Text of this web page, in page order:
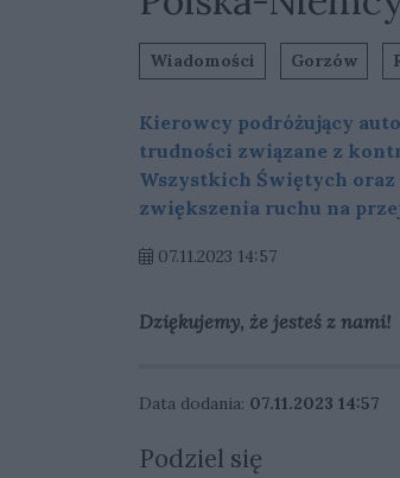
Wiadomości Gorzów
Kierowcy podróżujący
trudności związane z
Wszystkich Świętych
zwiększenia ruchu na
07.11.2023 14:57
Dziękujemy, że jesteś z nami!
Data dodania: 07.11.2023 14:57
Podziel się